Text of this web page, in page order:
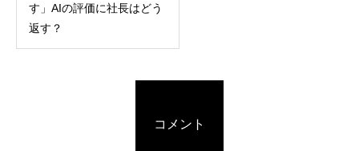
す」AIの評価に社長はどう
返す？
コメント